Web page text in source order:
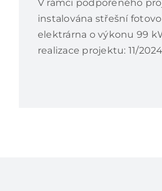
KONTAKTY
V rámci podpořeného
instalována střešní
elektrárna o výkonu 99
realizace projektu: 11/